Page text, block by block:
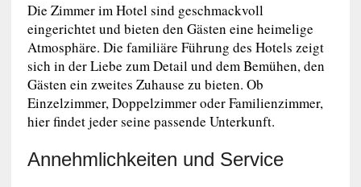
Die Zimmer im Hotel sind geschmackvoll
eingerichtet und bieten den Gästen eine heimelige
Atmosphäre. Die familiäre Führung des Hotels zeigt
sich in der Liebe zum Detail und dem Bemühen, den
Gästen ein zweites Zuhause zu bieten. Ob
Einzelzimmer, Doppelzimmer oder Familienzimmer,
hier findet jeder seine passende Unterkunft.
Annehmlichkeiten und Service